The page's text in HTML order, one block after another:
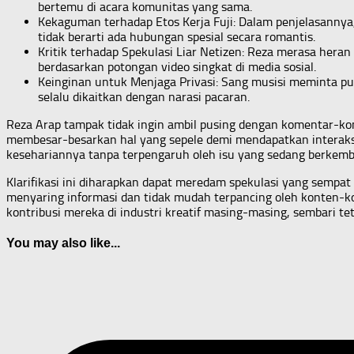
bertemu di acara komunitas yang sama.
Kekaguman terhadap Etos Kerja Fuji: Dalam
tidak berarti ada hubungan spesial secara romantis.
Kritik terhadap Spekulasi Liar Netizen: Reza merasa
berdasarkan potongan video singkat di media sosial.
Keinginan untuk Menjaga Privasi: Sang musisi meminta
selalu dikaitkan dengan narasi pacaran.
Reza Arap tampak tidak ingin ambil pusing dengan komentar-
membesar-besarkan hal yang sepele demi mendapatkan
kesehariannya tanpa terpengaruh oleh isu yang sedang
Klarifikasi ini diharapkan dapat meredam spekulasi yang
menyaring informasi dan tidak mudah terpancing oleh konten-
kontribusi mereka di industri kreatif masing-masing, sembari
You may also like...